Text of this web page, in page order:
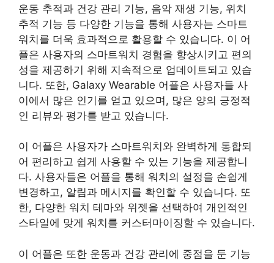
운동 추적과 건강 관리 기능, 음악 재생 기능, 위치
추적 기능 등 다양한 기능을 통해 사용자는 스마트
워치를 더욱 효과적으로 활용할 수 있습니다. 이 어
플은 사용자의 스마트워치 경험을 향상시키고 편의
성을 제공하기 위해 지속적으로 업데이트되고 있습
니다. 또한, Galaxy Wearable 어플은 사용자들 사
이에서 많은 인기를 얻고 있으며, 많은 양의 긍정적
인 리뷰와 평가를 받고 있습니다.
이 어플은 사용자가 스마트워치와 완벽하게 통합되
어 편리하고 쉽게 사용할 수 있는 기능을 제공합니
다. 사용자들은 어플을 통해 워치의 설정을 손쉽게
변경하고, 알림과 메시지를 확인할 수 있습니다. 또
한, 다양한 워치 테마와 위젯을 선택하여 개인적인
스타일에 맞게 워치를 커스터마이징할 수 있습니다.
이 어플은 또한 운동과 건강 관리에 중점을 둔 기능